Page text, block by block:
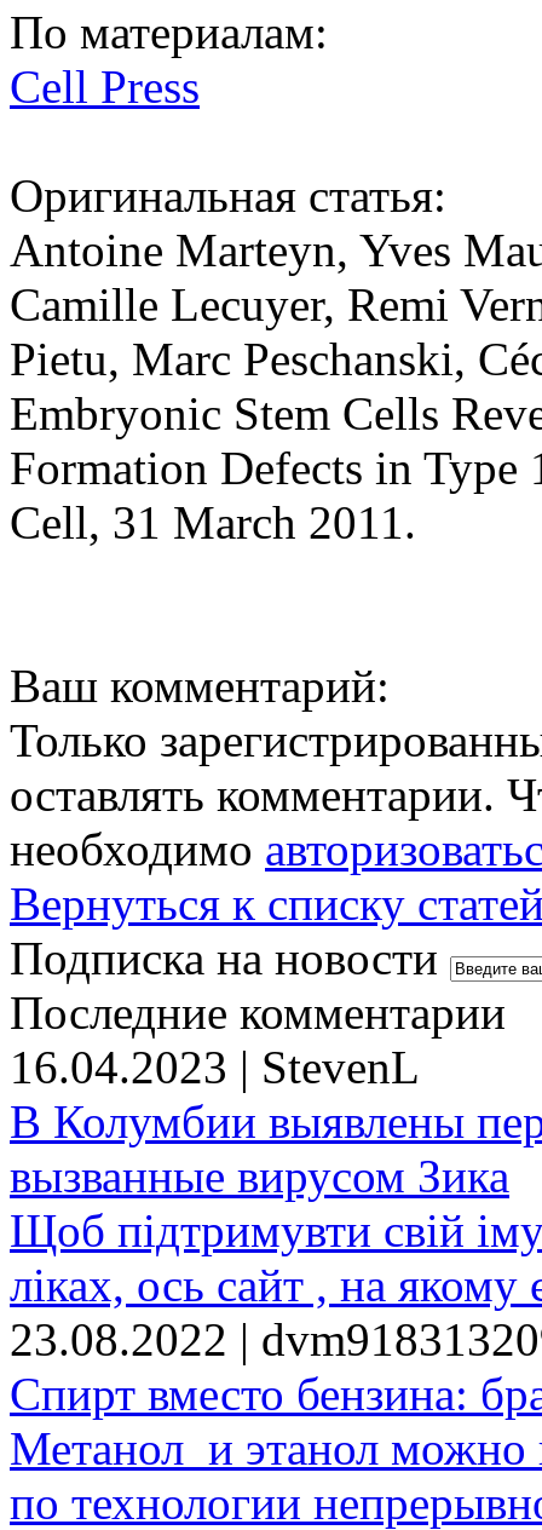
По материалам:
Cell Press
Оригинальная статья:
Antoine Marteyn, Yves
Camille Lecuyer, Remi
Pietu, Marc Peschanski,
Embryonic Stem Cells
Formation Defects in
Cell, 31 March 2011.
Ваш комментарий:
Только
оставлять комментарии.
необходимо
Вернуться к списку
Подписка на новости
Последние комментарии
16.04.2023 | StevenL
В Колумбии выявлены
вызванные вирусом Зика
Щоб підтримувти свій
ліках, ось сайт , на якому
23.08.2022 |
Спирт вместо бензина:
Метанол и этанол можно
по технологии